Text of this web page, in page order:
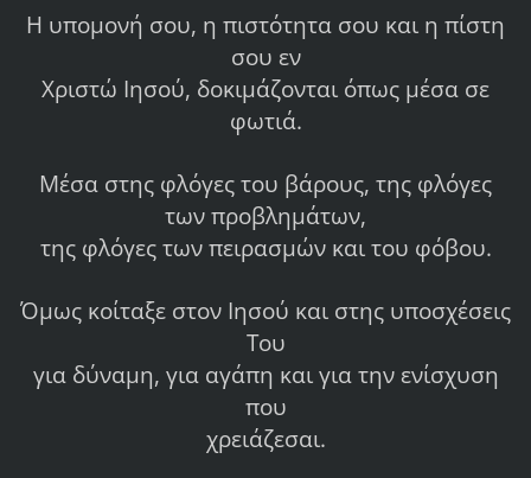
Η υπομονή σου, η πιστότητα σου και η πίστη
σου εν
Χριστώ Ιησού, δοκιμάζονται όπως μέσα σε
φωτιά.
Μέσα στης φλόγες του βάρους, της φλόγες
των προβλημάτων,
τηςφλόγες των πειρασμών και του φόβου.
Όμως κοίταξε στον Ιησού και στης υποσχέσεις
Του
για δύναμη, για αγάπη και για την ενίσχυση
που
χρειάζεσαι.